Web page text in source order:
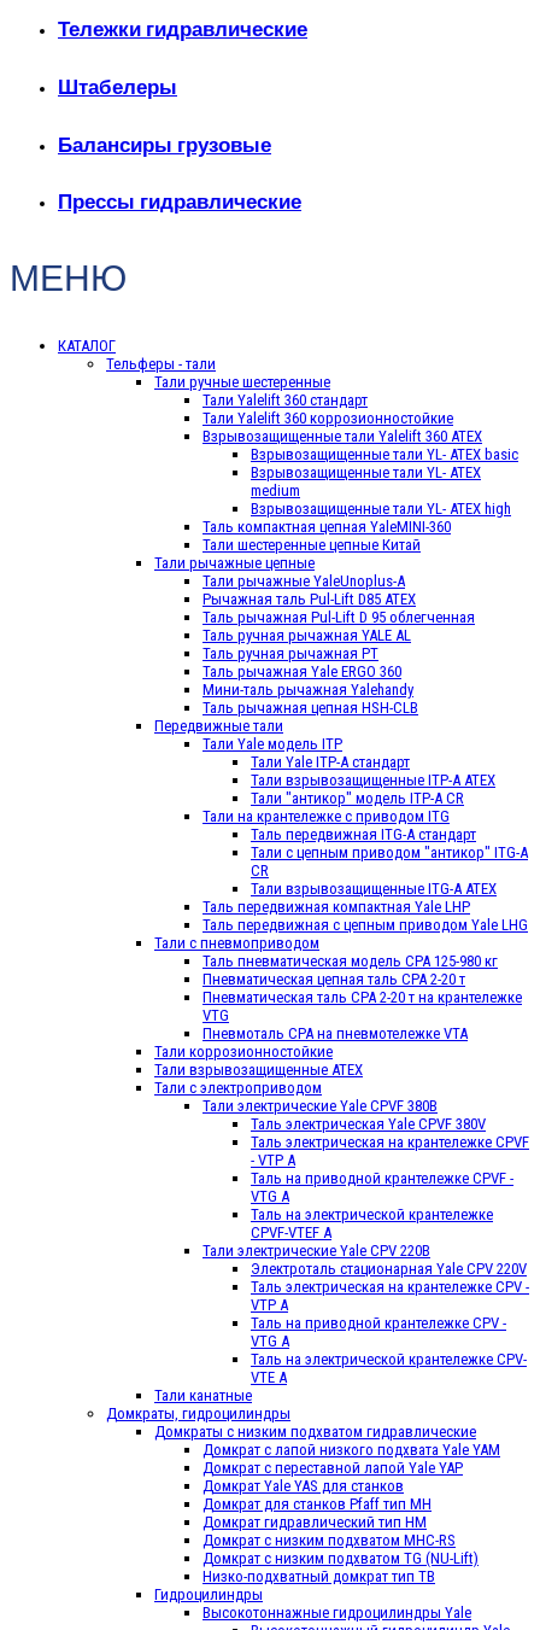
Тележки гидравлические
Штабелеры
Балансиры грузовые
Прессы гидравлические
МЕНЮ
КАТАЛОГ
Тельферы - тали
Тали ручные шестеренные
Тали Yalelift 360 стандарт
Тали Yalelift 360 коррозионностойкие
Взрывозащищенные тали Yalelift 360 ATEX
Взрывозащищенные тали YL- ATEX basic
Взрывозащищенные тали YL- ATEX
medium
Взрывозащищенные тали YL- ATEX high
Таль компактная цепная YaleMINI-360
Тали шестеренные цепные Китай
Тали рычажные цепные
Тали рычажные YaleUnoplus-А
Рычажная таль Pul-Lift D85 ATEX
Таль рычажная Pul-Lift D 95 облегченная
Таль ручная рычажная YALE AL
Таль ручная рычажная РТ
Таль рычажная Yale ERGO 360
Мини-таль рычажная Yalehandy
Таль рычажная цепная HSH-CLB
Передвижные тали
Тали Yale модель ITP
Тали Yale ITP-A стандарт
Тали взрывозащищенные ITP-A ATEX
Тали "антикор" модель ITP-А CR
Тали на крантележке с приводом ITG
Таль передвижная ITG-A стандарт
Тали с цепным приводом "антикор" ITG-A
CR
Тали взрывозащищенные ITG-A ATEX
Таль передвижная компактная Yale LHP
Таль передвижная с цепным приводом Yale LHG
Тали с пневмоприводом
Таль пневматическая модель CPA 125-980 кг
Пневматичеcкая цепная таль СРА 2-20 т
Пневматичеcкая таль СРА 2-20 т на крантележке
VTG
Пневмоталь CPA на пневмотележке VTA
Тали коррозионностойкие
Тали взрывозащищенные ATEX
Тали с электроприводом
Тали электрические Yale CPVF 380B
Таль электрическая Yale CPVF 380V
Таль электрическая на крантележке CPVF
- VTP A
Таль на приводной крантележке CPVF -
VTG A
Таль на электрической крантележке
CPVF-VTЕF A
Тали электрические Yale CPV 220B
Электроталь стационарная Yale CPV 220V
Таль электрическая на крантележке CPV -
VTP A
Таль на приводной крантележке CPV -
VTG A
Таль на электрической крантележке CPV-
VTЕ A
Тали канатные
Домкраты, гидроцилиндры
Домкраты с низким подхватом гидравлические
Домкрат с лапой низкого подхвата Yale YAM
Домкрат с переставной лапой Yale YAР
Домкрат Yale YAS для станков
Домкрат для станков Pfaff тип МН
Домкрат гидравлический тип HМ
Домкрат с низким подхватом MHC-RS
Домкрат с низким подхватом ТG (NU-Lift)
Низко-подхватный домкрат тип TB
Гидроцилиндры
Высокотоннажные гидроцилиндры Yale